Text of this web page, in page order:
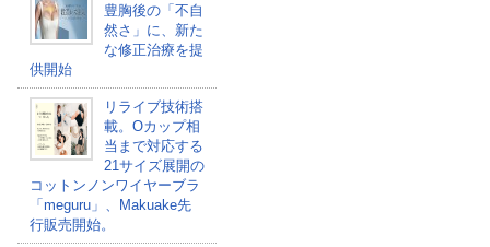
豊胸後の「不自
然さ」に、新た
な修正治療を提
供開始
リライブ技術搭
載。Oカップ相
当まで対応する
21サイズ展開の
コットンノンワイヤーブラ
「meguru」、Makuake先
行販売開始。